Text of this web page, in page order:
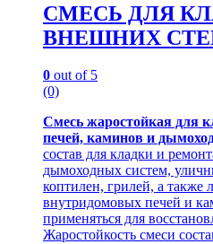
СМЕСЬ ДЛЯ
ВНЕШНИХ
0 out of 5
(0)
Смесь жаростойкая для
печей, каминов и
состав для кладки и
дымоходных систем,
коптилен, грилей, а также
внутридомовых печей и
применяться для
Жаростойкость смеси